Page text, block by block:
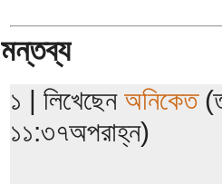
মন্তব্য
১ | লিখেছেন অনিকেত
১১:৩৭অপরাহ্ন)